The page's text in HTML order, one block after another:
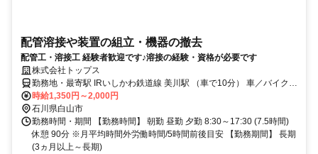
配管溶接や装置の組立・機器の撤去
配管工・溶接工 経験者歓迎です♪溶接の経験・資格が必要です
株式会社トップス
勤務地・最寄駅 IRいしかわ鉄道線 美川駅 （車で10分） 車／バイク／
自転車通勤ＯＫ！
時給1,350円～2,000円
石川県白山市
勤務時間・期間 【勤務時間】 朝勤 昼勤 夕勤 8:30～17:30 (7.5時間)
休憩 90分 ※月平均時間外労働時間/5時間前後目安 【勤務期間】 長期
(3ヵ月以上～長期)